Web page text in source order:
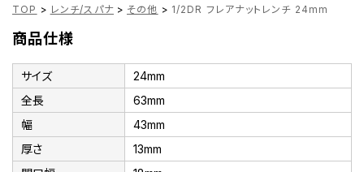
TOP > レンチ/スパナ > その他 > 1/2DR フレアナットレンチ 24mm
商品仕様
サイズ
24mm
全長
63mm
幅
43mm
厚さ
13mm